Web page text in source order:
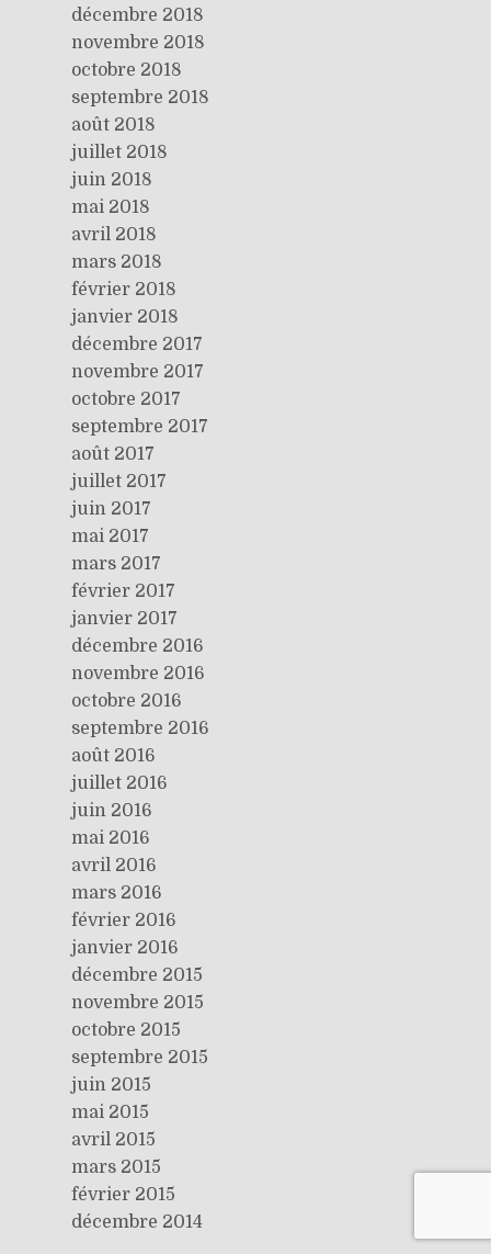
décembre 2018
novembre 2018
octobre 2018
septembre 2018
août 2018
juillet 2018
juin 2018
mai 2018
avril 2018
mars 2018
février 2018
janvier 2018
décembre 2017
novembre 2017
octobre 2017
septembre 2017
août 2017
juillet 2017
juin 2017
mai 2017
mars 2017
février 2017
janvier 2017
décembre 2016
novembre 2016
octobre 2016
septembre 2016
août 2016
juillet 2016
juin 2016
mai 2016
avril 2016
mars 2016
février 2016
janvier 2016
décembre 2015
novembre 2015
octobre 2015
septembre 2015
juin 2015
mai 2015
avril 2015
mars 2015
février 2015
décembre 2014